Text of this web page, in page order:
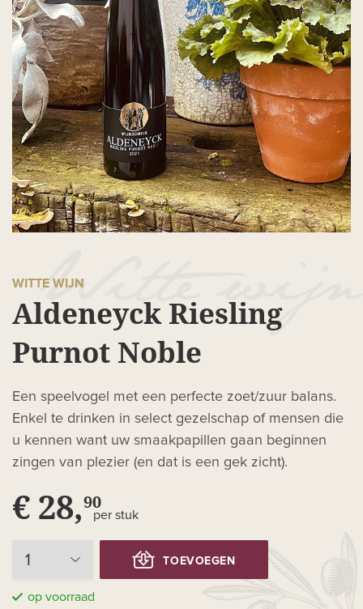
WITTE WIJN
Aldeneyck Riesling
Purnot Noble
Een speelvogel met een perfecte zoet/zuur balans.
Enkel te drinken in select gezelschap of mensen die
u kennen want uw smaakpapillen gaan beginnen
zingen van plezier (en dat is een gek zicht).
€ 28,90
per stuk
TOEVOEGEN
op voorraad